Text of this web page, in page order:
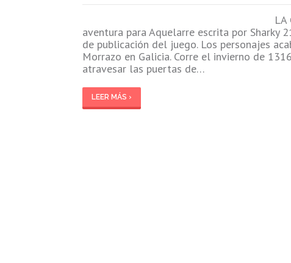
LA
aventura para Aquelarre escrita por Sharky
de publicación del juego. Los personajes
Morrazo en Galicia. Corre el invierno de
atravesar las puertas de…
LEER MÁS ›